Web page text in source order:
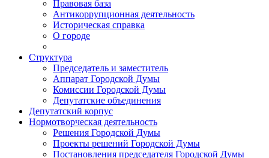
Правовая база
Антикоррупционная деятельность
Историческая справка
О городе
Структура
Председатель и заместитель
Аппарат Городской Думы
Комиссии Городской Думы
Депутатские объединения
Депутатский корпус
Нормотворческая деятельность
Решения Городской Думы
Проекты решений Городской Думы
Постановления председателя Городской Думы